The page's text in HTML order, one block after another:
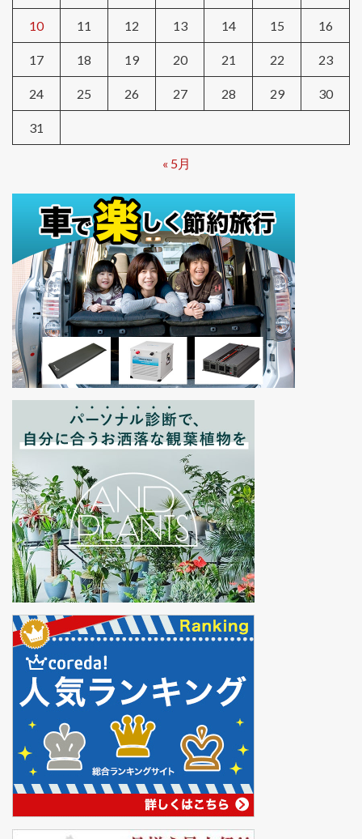
10 11 12 13 14 15 16
17 18 19 20 21 22 23
24 25 26 27 28 29 30
31
« 5月